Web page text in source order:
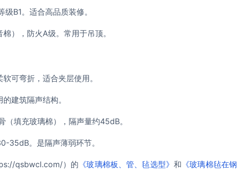
B1。适合高品质装修。
），防火A级。常用于吊顶。
可弯折，适合夹层使用。
建筑隔声结构。
填充玻璃棉），隔声量约45dB。
35dB。是隔声薄弱环节。
qsbwcl.com/）的 《玻璃棉板、管、毡选型》和 《玻璃棉毡在钢